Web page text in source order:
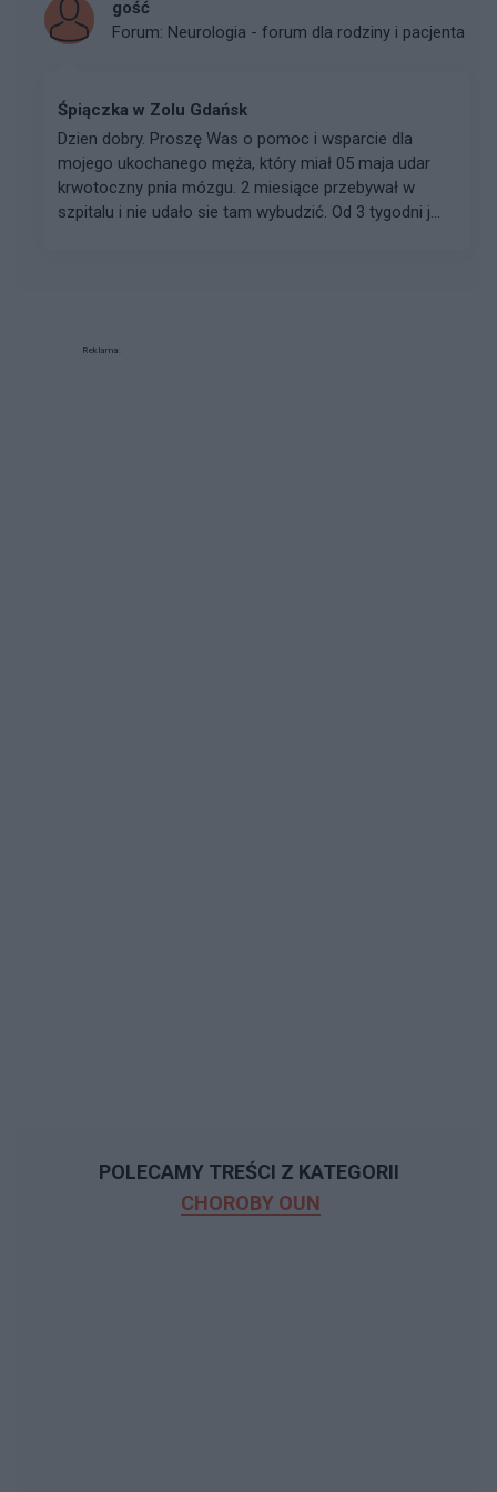
gość
Forum: Neurologia - forum dla rodziny i pacjenta
Śpiączka w Zolu Gdańsk
Dzien dobry. Proszę Was o pomoc i wsparcie dla
mojego ukochanego męża, który miał 05 maja udar
krwotoczny pnia mózgu. 2 miesiące przebywał w
szpitalu i nie udało sie tam wybudzić. Od 3 tygodni j...
Reklama:
POLECAMY TREŚCI Z KATEGORII
CHOROBY OUN